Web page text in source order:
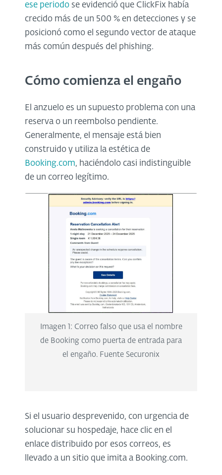
ese periodo se evidenció que ClickFix había
crecido más de un 500 % en detecciones y se
posicionó como el segundo vector de ataque
más común después del phishing.
Cómo comienza el engaño
El anzuelo es un supuesto problema con una
reserva o un reembolso pendiente.
Generalmente, el mensaje está bien
construido y utiliza la estética de
Booking.com, haciéndolo casi indistinguible
de un correo legítimo.
Imagen 1: Correo falso que usa el nombre
de Booking como puerta de entrada para
el engaño. Fuente Securonix
Si el usuario desprevenido, con urgencia de
solucionar su hospedaje, hace clic en el
enlace distribuido por esos correos, es
llevado a un sitio que imita a Booking.com.